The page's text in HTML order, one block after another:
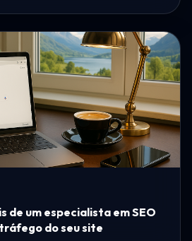
de um especialista em SEO
do seu site